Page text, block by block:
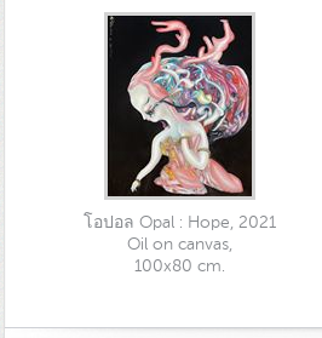
โอปอล Opal : Hope, 2021
Oil on canvas,
100x80 cm.